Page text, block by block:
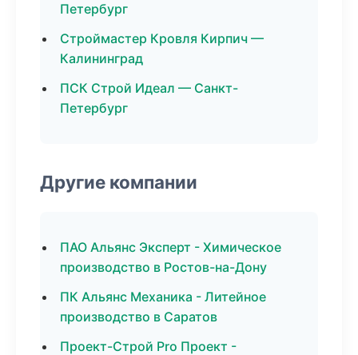
Петербург
Строймастер Кровля Кирпич —
Калининград
ПСК Строй Идеал — Санкт-
Петербург
Другие компании
ПАО Альянс Эксперт - Химическое
производство в Ростов-на-Дону
ПК Альянс Механика - Литейное
производство в Саратов
Проект-Строй Pro Проект -